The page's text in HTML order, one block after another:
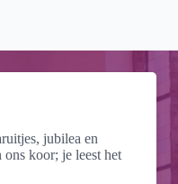
jubilea en
ons koor; je leest het